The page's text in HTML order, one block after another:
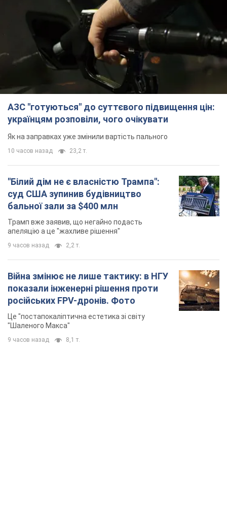
Як на заправках уже змінили вартість пального
23,2 т.
"Білий дім не є власністю Трампа":
суд США зупинив будівництво
бальної зали за $400 млн
Трамп вже заявив, що негайно подасть
9 часов назад
показали інженерні рішення проти
російських FPV-дронів. Фото
Це "постапокаліптична естетика зі світу
"Шаленого Макса"
9 часов назад 8,1 т.